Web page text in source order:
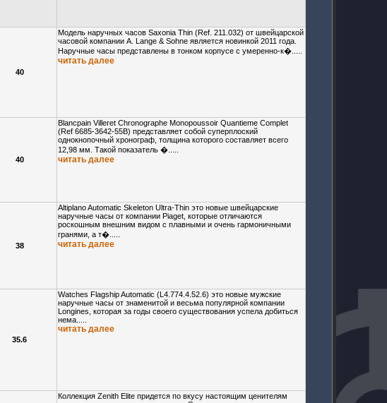
40
Модель наручных часов Saxonia Thin (Ref. 211.032) от швейцарской
часовой компании A. Lange & Sohne является новинкой 2011 года.
Наручные часы представлены в тонком корпусе с умеренно-к�.....
читать далее
40
Blancpain Villeret Chronographe Monopoussoir Quantieme Complet
(Ref 6685-3642-55B) представляет собой суперплоский
однокнопочный хронограф, толщина которого составляет всего
12,98 мм. Такой показатель �.....
читать далее
38
Altiplano Automatic Skeleton Ultra-Thin это новые швейцарские
наручные часы от компании Piaget, которые отличаются
роскошным внешним видом с плавными и очень гармоничными
гранями, а т�.....
читать далее
35.6
Watches Flagship Automatic (L4.774.4.52.6) это новые мужские
наручные часы от знаменитой и весьма популярной компании
Longines, которая за годы своего существования успела добиться
нема.....
читать далее
Коллекция Zenith Elite придется по вкусу настоящим ценителям